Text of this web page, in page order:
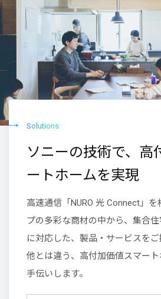
Solutions
ソニーの技術で、高
ートホームを実現
高速通信「NURO 光 Connect」
プの多彩な商材の中から、集合
に対応した、製品・サービスをご
他とは違う、高付加価値スマー
手伝いします。